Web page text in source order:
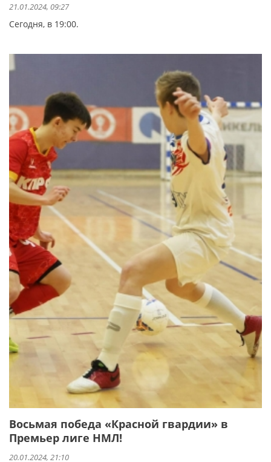
21.01.2024, 09:27
Сегодня, в 19:00.
Восьмая победа «Красной гвардии» в
Премьер лиге НМЛ!
20.01.2024, 21:10